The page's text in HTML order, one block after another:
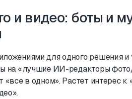
и видео: боты и
для одного решения
на «лучшие ИИ-редакторы
«все в одном». Растет интерес